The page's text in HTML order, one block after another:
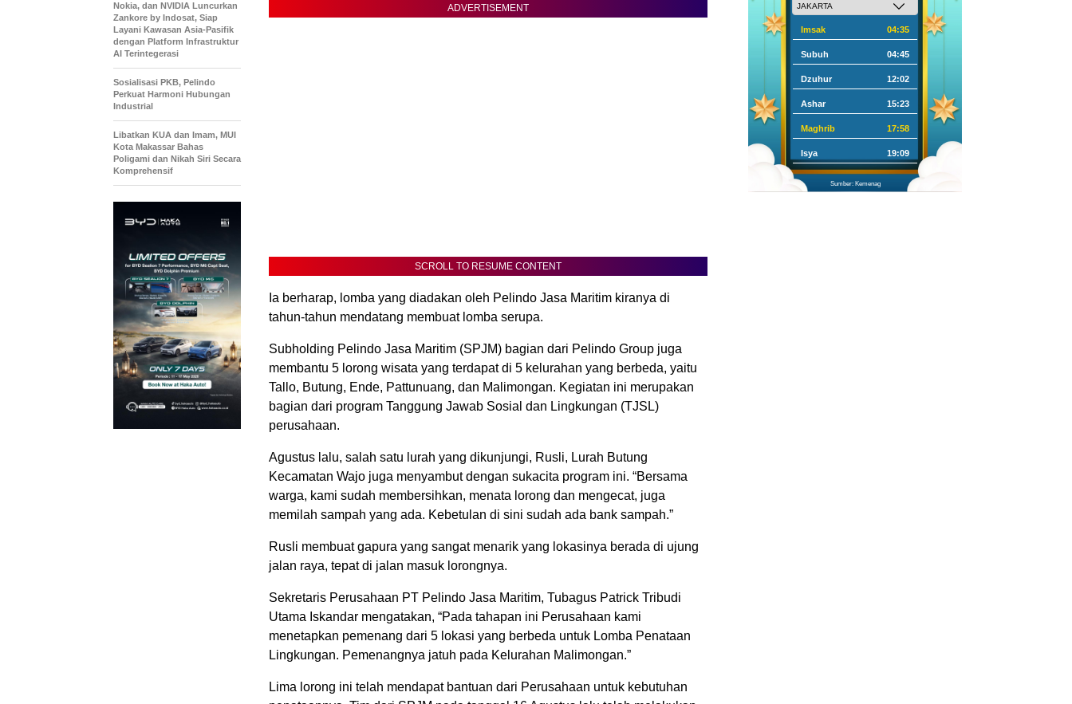
ADVERTISEMENT
SCROLL TO RESUME CONTENT
Ia berharap, lomba yang diadakan oleh Pelindo Jasa Maritim kiranya di
tahun-tahun mendatang membuat lomba serupa.
Subholding Pelindo Jasa Maritim (SPJM) bagian dari Pelindo Group juga
membantu 5 lorong wisata yang terdapat di 5 kelurahan yang berbeda, yaitu
Tallo, Butung, Ende, Pattunuang, dan Malimongan. Kegiatan ini merupakan
bagian dari program Tanggung Jawab Sosial dan Lingkungan (TJSL)
perusahaan.
Agustus lalu, salah satu lurah yang dikunjungi, Rusli, Lurah Butung
Kecamatan Wajo juga menyambut dengan sukacita program ini. “Bersama
warga, kami sudah membersihkan, menata lorong dan mengecat, juga
memilah sampah yang ada. Kebetulan di sini sudah ada bank sampah.”
Rusli membuat gapura yang sangat menarik yang lokasinya berada di ujung
jalan raya, tepat di jalan masuk lorongnya.
Sekretaris Perusahaan PT Pelindo Jasa Maritim, Tubagus Patrick Tribudi
Utama Iskandar mengatakan, “Pada tahapan ini Perusahaan kami
menetapkan pemenang dari 5 lokasi yang berbeda untuk Lomba Penataan
Lingkungan. Pemenangnya jatuh pada Kelurahan Malimongan.”
Lima lorong ini telah mendapat bantuan dari Perusahaan untuk kebutuhan
Nokia, dan NVIDIA Luncurkan
Zankore by Indosat, Siap
Layani Kawasan Asia-Pasifik
dengan Platform Infrastruktur
AI Terintegerasi
Sosialisasi PKB, Pelindo
Perkuat Harmoni Hubungan
Industrial
Libatkan KUA dan Imam, MUI
Kota Makassar Bahas
Poligami dan Nikah Siri Secara
Komprehensif
Imsak 04:35
Subuh 04:45
Dzuhur 12:02
Ashar 15:23
Maghrib 17:58
Isya 19:09
Sumber: Kemenag